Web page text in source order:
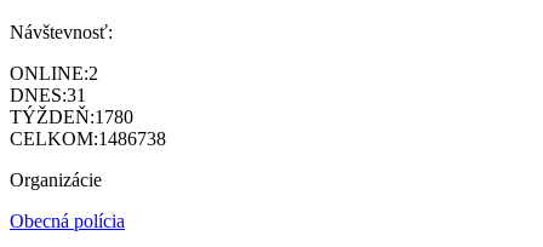
Návštevnosť:
ONLINE:2
DNES:31
TÝŽDEŇ:1780
CELKOM:1486738
Organizácie
Obecná polícia